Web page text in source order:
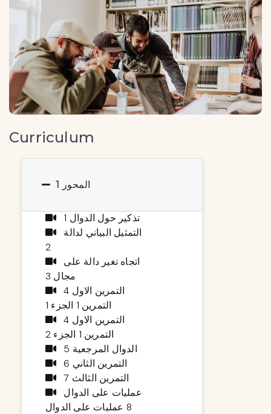
Curriculum
المحور 1
تذكير حول الدوال 1
التمثيل البياني لدالة
2
اتجاه تغير دالة على
مجال 3
التمرين الاول 4
التمرين 1 الجزء 1
التمرين الاول 4
التمرين 1 الجزء 2
الدوال المرجعية 5
التمرين الثاني 6
التمرين الثالث 7
عمليات على الدوال
8 عمليات على الدوال